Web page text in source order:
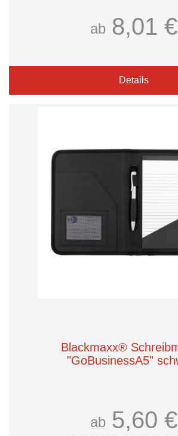
ab 8,01 €
Details
Blackmaxx®
"GoBusinessA5"
ab 5,60 €